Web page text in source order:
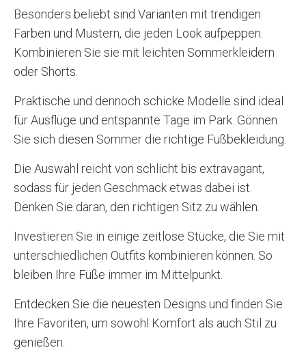
Besonders beliebt sind Varianten mit trendigen
Farben und Mustern, die jeden Look aufpeppen.
Kombinieren Sie sie mit leichten Sommerkleidern
oder Shorts.
Praktische und dennoch schicke Modelle sind ideal
für Ausflüge und entspannte Tage im Park. Gönnen
Sie sich diesen Sommer die richtige Fußbekleidung.
Die Auswahl reicht von schlicht bis extravagant,
sodass für jeden Geschmack etwas dabei ist.
Denken Sie daran, den richtigen Sitz zu wählen.
Investieren Sie in einige zeitlose Stücke, die Sie mit
unterschiedlichen Outfits kombinieren können. So
bleiben Ihre Füße immer im Mittelpunkt.
Entdecken Sie die neuesten Designs und finden Sie
Ihre Favoriten, um sowohl Komfort als auch Stil zu
genießen.